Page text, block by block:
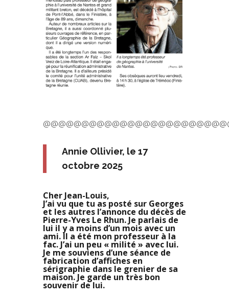
Annie Ollivier, le 17
octobre 2025
Cher Jean-Louis,
J’ai vu que tu as posté sur Georges
et les autres l’annonce du décès de
Pierre-Yves Le Rhun. Je parlais de
lui il y a moins d’un mois avec un
ami. Il a été mon professeur à la
fac. J’ai un peu « milité » avec lui.
Je me souviens d’une séance de
fabrication d’affiches en
sérigraphie dans le grenier de sa
maison. Je garde un très bon
souvenir de lui.